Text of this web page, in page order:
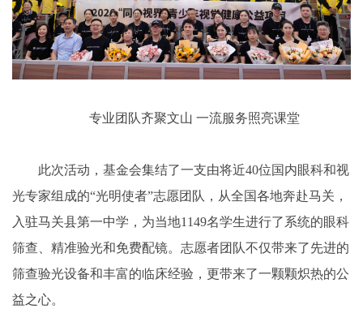
专业团队齐聚文山 一流服务照亮课堂
此次活动，基金会集结了一支由将近40位国内眼科和视
光专家组成的“光明使者”志愿团队，从全国各地奔赴马关，
入驻马关县第一中学，为当地1149名学生进行了系统的眼科
筛查、精准验光和免费配镜。志愿者团队不仅带来了先进的
筛查验光设备和丰富的临床经验，更带来了一颗颗炽热的公
益之心。